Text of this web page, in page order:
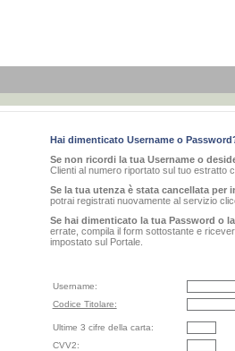
Hai dimenticato Username o
Se non ricordi la tua Username o
Clienti al numero riportato sul tuo estratto
Se la tua utenza è stata cancellata per
potrai registrati nuovamente al servizio
Se hai dimenticato la tua Password o
errate, compila il form sottostante e
impostato sul Portale.
Username:
Codice Titolare:
Ultime 3 cifre della carta:
CVV2: